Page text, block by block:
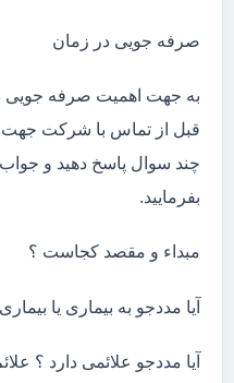
صرفه جویی در زمان
به جهت اهمیت صرفه جویی
قبل از تماس با شرکت جهت
چند سوال پاسخ دهید و جواب
بفرمایید.
مبداء و مقصد کجاست ؟
آیا مددجو به بیماری یا
آیا مددجو علائمی دارد ؟